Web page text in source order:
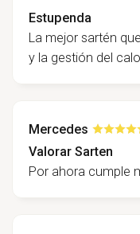
Estupenda
La mejor sartén
y la gestión del
Mercedes
Valorar Sarten
Por ahora cumple